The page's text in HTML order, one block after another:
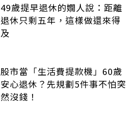
49歲提早退休的嫺人說：距離
退休只剩五年，這樣做還來得
及
股市當「生活費提款機」60歲
安心退休？先規劃5件事不怕突
然沒錢！